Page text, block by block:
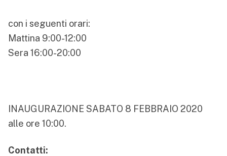
con i seguenti orari:
Mattina 9:00-12:00
Sera 16:00-20:00
INAUGURAZIONE SABATO 8 FEBBRAIO 2020
alle ore 10:00.
Contatti: